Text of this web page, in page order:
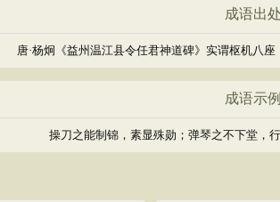
成语出处
唐·杨炯《益州温江县令任君神道碑》实谓枢机八
成语示例
操刀之能制锦，素显殊勋；弹琴之不下堂，